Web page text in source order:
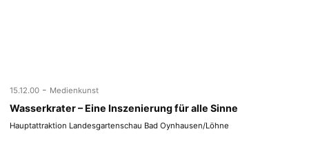
15.12.00 - Medienkunst
Wasserkrater – Eine Inszenierung für alle Sinne
Hauptattraktion Landesgartenschau Bad Oynhausen/Löhne